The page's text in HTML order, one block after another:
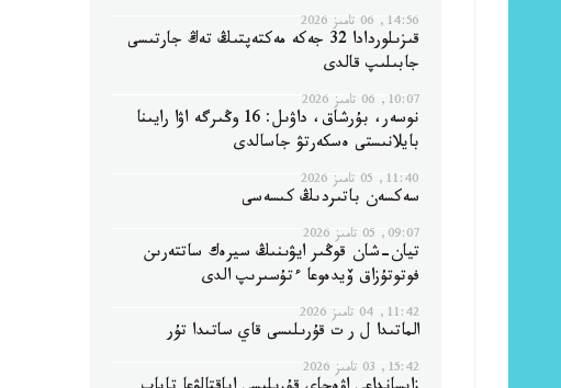
14:56, 06 تامىز 2026
قىزىلوردادا 32 جەكە مەكتەپتىڭ تەڭ جارتىسى
جابىلىپ قالدى
10:07, 06 تامىز 2026
نوسەر، بۇرشاق، داۋىل: 16 وڭىرگە اۋا رايىنا
بايلانىستى ەسكەرتۋ جاسالدى
11:40, 05 تامىز 2026
سەكسەن باتىردىڭ كىسەسى
09:07, 05 تامىز 2026
تيان-شان قوڭىر ايۋىنىڭ سيرەك ساتتەرىن
فوتوتۇزاق ۆيدەوعا ءتۇسىرىپ الدى
11:42, 04 تامىز 2026
الماتىدا ل ر ت قۇرىلىسى قاي ساتىدا تۇر
15:42, 03 تامىز 2026